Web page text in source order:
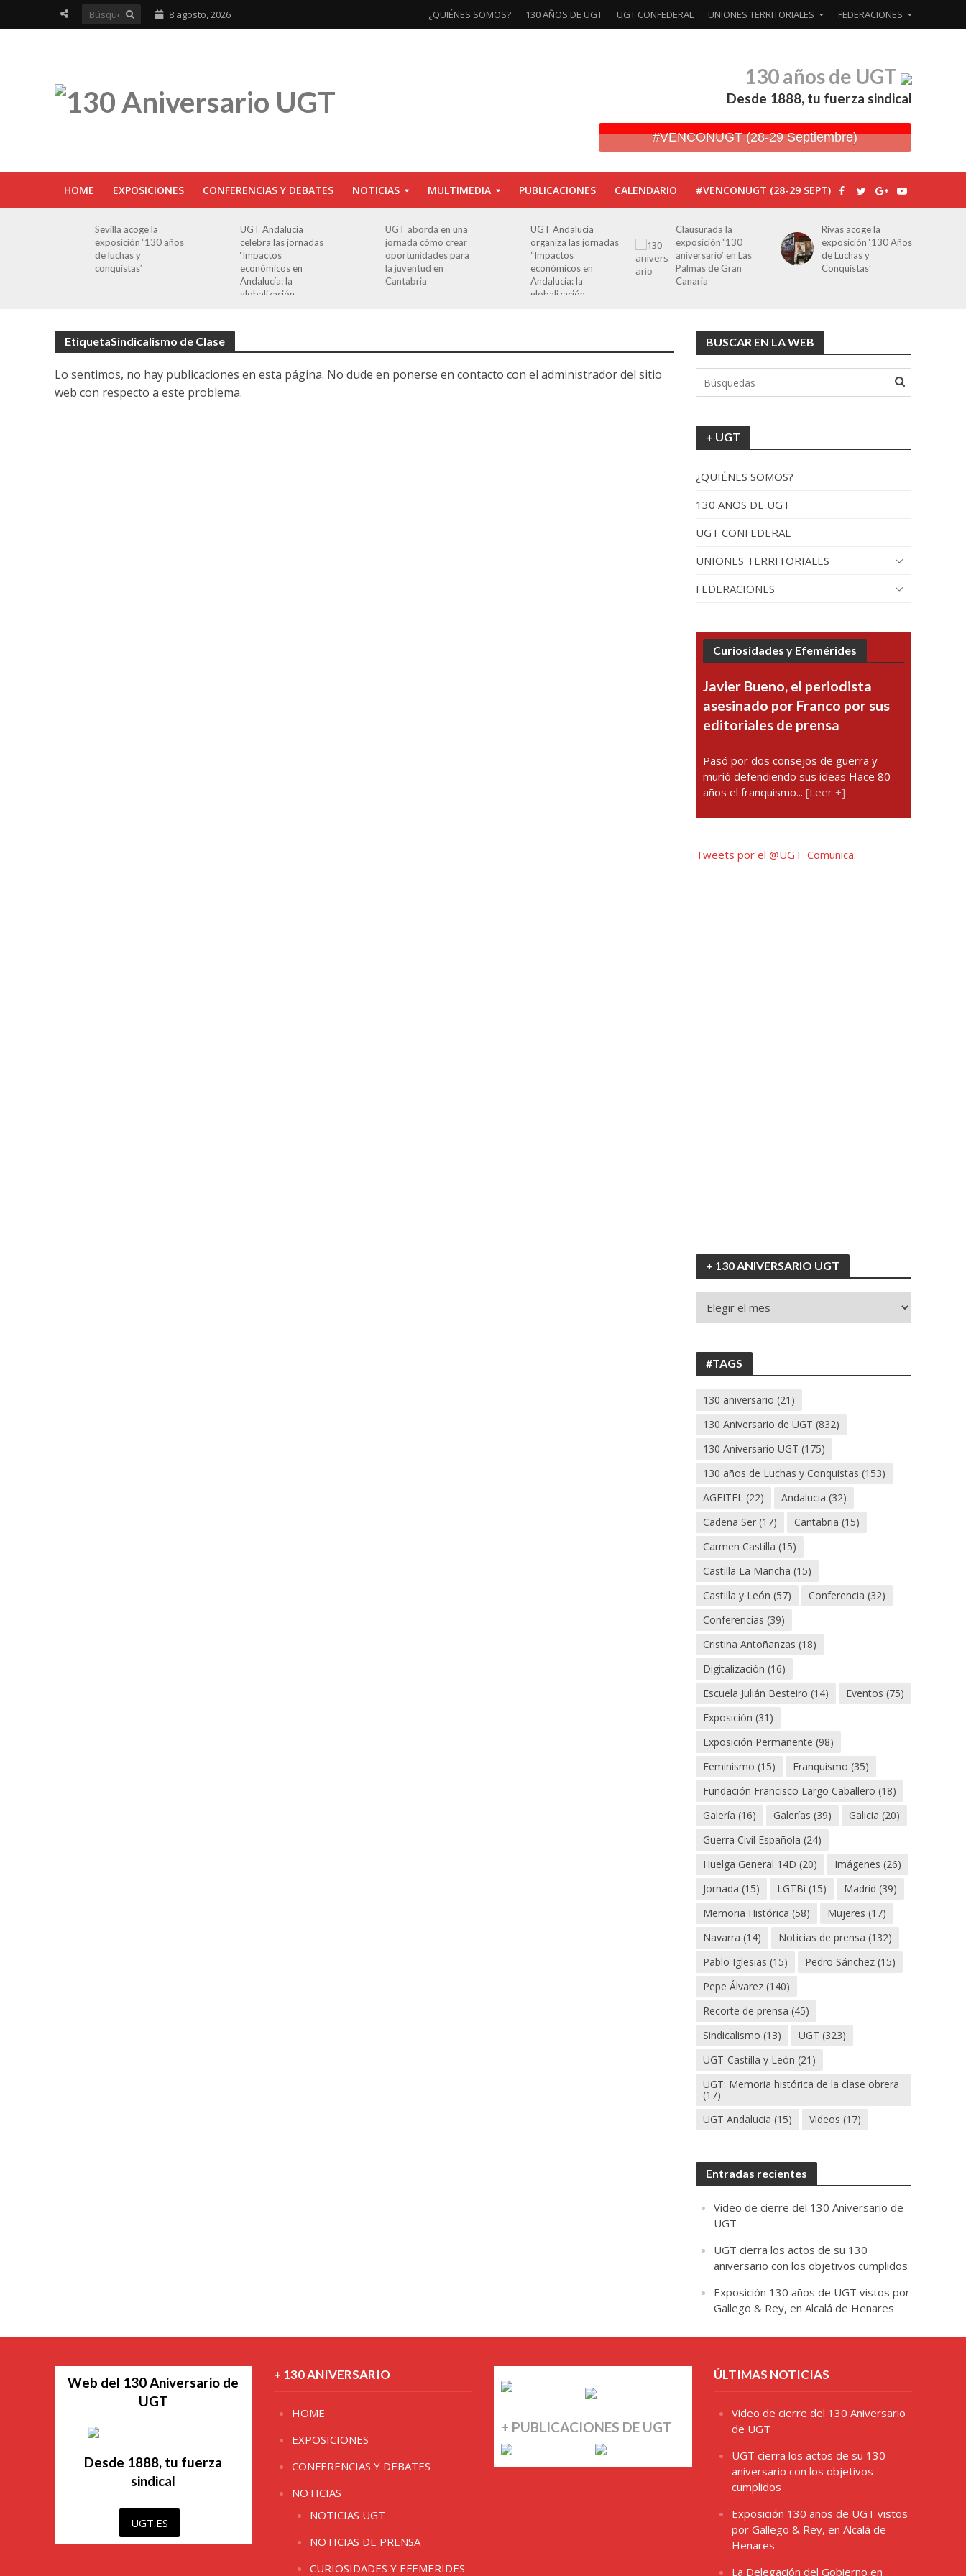
8 agosto, 2026 ¿QUIÉNES SOMOS? 130 AÑOS DE UGT UGT CONFEDERAL UNIONES TERRITORIALES FEDERACIONES
130 años de UGT
Desde 1888, tu fuerza sindical
#VENCONUGT (28-29 Septiembre)
HOME EXPOSICIONES CONFERENCIAS Y DEBATES NOTICIAS MULTIMEDIA PUBLICACIONES CALENDARIO #VENCONUGT (28-29 SEPT)
Sevilla acoge la
exposición ‘130 años
de luchas y
conquistas’
UGT Andalucía
celebra las jornadas
‘Impactos
económicos en
Andalucía: la
globalización
UGT aborda en una
jornada cómo crear
oportunidades para
la juventud en
Cantabria
UGT Andalucía
organiza las jornadas
“Impactos
económicos en
Andalucía: la
globalización
Clausurada la
exposición ‘130
aniversario’ en Las
Palmas de Gran
Canaria
Rivas acoge la
exposición ‘130 Años
de Luchas y
Conquistas’
EtiquetaSindicalismo de Clase
Lo sentimos, no hay publicaciones en esta página. No dude en ponerse en contacto con el administrador del sitio
web con respecto a este problema.
BUSCAR EN LA WEB
+ UGT
¿QUIÉNES SOMOS?
130 AÑOS DE UGT
UGT CONFEDERAL
UNIONES TERRITORIALES
FEDERACIONES
Curiosidades y Efemérides
Javier Bueno, el periodista
asesinado por Franco por sus
editoriales de prensa
Pasó por dos consejos de guerra y
murió defendiendo sus ideas Hace 80
años el franquismo...[Leer +]
Tweets por el @UGT_Comunica.
+ 130 ANIVERSARIO UGT
130
#TAGS
130 aniversario (21)
130 Aniversario de UGT (832)
130 Aniversario UGT (175)
130 años de Luchas y Conquistas (153)
AGFITEL (22) Andalucia (32)
Cadena Ser (17) Cantabria (15)
Carmen Castilla (15)
Castilla La Mancha (15)
Castilla y León (57) Conferencia (32)
Conferencias (39)
Cristina Antoñanzas (18)
Digitalización (16)
Escuela Julián Besteiro (14) Eventos (75)
Exposición (31)
Exposición Permanente (98)
Feminismo (15) Franquismo (35)
Fundación Francisco Largo Caballero (18)
Galería (16) Galerías (39) Galicia (20)
Guerra Civil Española (24)
Huelga General 14D (20) Imágenes (26)
Jornada (15) LGTBi (15) Madrid (39)
Memoria Histórica (58) Mujeres (17)
Navarra (14) Noticias de prensa (132)
Pablo Iglesias (15) Pedro Sánchez (15)
Pepe Álvarez (140)
Recorte de prensa (45)
Sindicalismo (13) UGT (323)
UGT-Castilla y León (21)
UGT: Memoria histórica de la clase obrera
(17)
UGT Andalucia (15) Videos (17)
Entradas recientes
Video de cierre del 130 Aniversario de
UGT
UGT cierra los actos de su 130
aniversario con los objetivos cumplidos
Exposición 130 años de UGT vistos por
Gallego & Rey, en Alcalá de Henares
Web del 130 Aniversario de
UGT
Desde 1888, tu fuerza
sindical
UGT.ES
+ 130 ANIVERSARIO
HOME
EXPOSICIONES
CONFERENCIAS Y DEBATES
NOTICIAS
NOTICIAS UGT
NOTICIAS DE PRENSA
CURIOSIDADES Y EFEMERIDES
+ PUBLICACIONES DE UGT
ÚLTIMAS NOTICIAS
Video de cierre del 130 Aniversario
de UGT
UGT cierra los actos de su 130
aniversario con los objetivos
cumplidos
Exposición 130 años de UGT vistos
por Gallego & Rey, en Alcalá de
Henares
La Delegación del Gobierno en